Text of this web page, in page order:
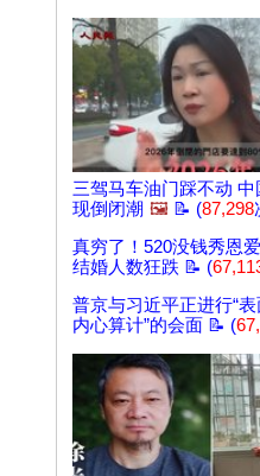
三驾马车油门踩不动 中
现倒闭潮 🖼️ 📝 (87,298
真穷了！520没钱秀恩
结婚人数狂跌 📝 (
普京与习近平正进行“表
内心算计”的会面 📝 (